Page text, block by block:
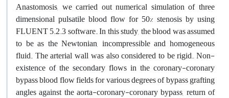
Anastomosis, we carried out numerical simulation of three
dimensional pulsatile blood flow for 50% stenosis by using
FLUENT 5.2.3 software. In this study, the blood was assumed
to be as the Newtonian, incompressible and homogeneous
fluid. The arterial wall was also considered to be rigid. Non-
existence of the secondary flows in the coronary-coronary
bypass blood flow fields for various degrees of bypass grafting
angles against the aorta-coronary-coronary bypass, return of